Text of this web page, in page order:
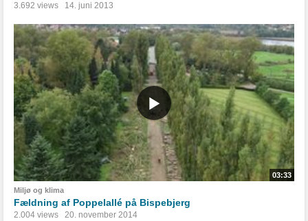
3.692 views 14. juni 2013
03:33
Miljø og klima
Fældning af Poppelallé på Bispebjerg
2.004 views 20. november 2014